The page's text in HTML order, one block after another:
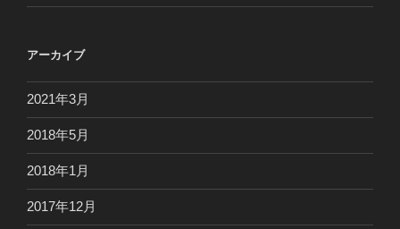
アーカイブ
2021年3月
2018年5月
2018年1月
2017年12月